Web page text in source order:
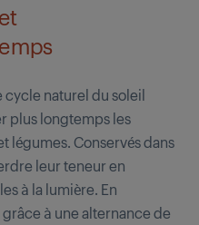
naturel du soleil
plus longtemps les
légumes. Conservés dans
leur teneur en
à la lumière. En
à une alternance de